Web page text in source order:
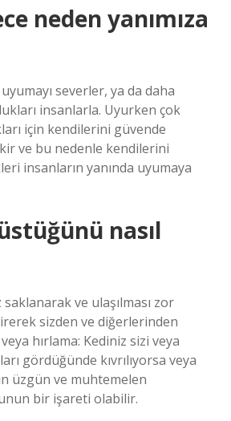
neden yanımıza
severler, ya da daha
insanlarla. Uyurken çok
için kendilerini güvende
ve bu nedenle kendilerini
insanların yanında uyumaya
nasıl
ve ulaşılması zor
sizden ve diğerlerinden
hırlama: Kediniz sizi veya
gördüğünde kıvrılıyorsa veya
üzgün ve muhtemelen
bir işareti olabilir.